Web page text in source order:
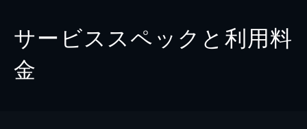
サービススペックと利用料
金